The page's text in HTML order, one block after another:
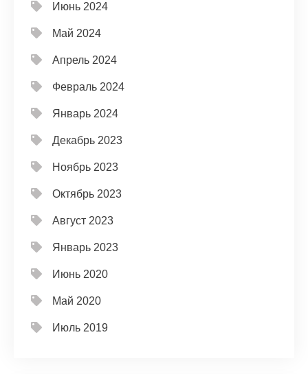
Июнь 2024
Май 2024
Апрель 2024
Февраль 2024
Январь 2024
Декабрь 2023
Ноябрь 2023
Октябрь 2023
Август 2023
Январь 2023
Июнь 2020
Май 2020
Июль 2019